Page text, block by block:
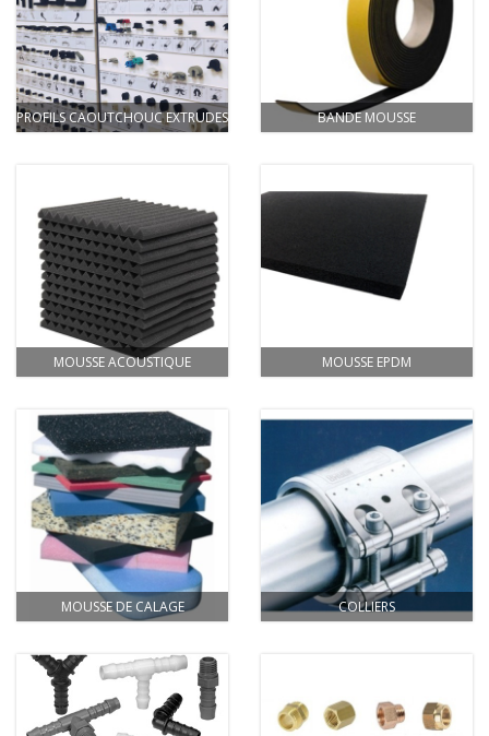
PROFILS CAOUTCHOUC EXTRUDES BANDE MOUSSE
MOUSSE ACOUSTIQUE MOUSSE EPDM
MOUSSE DE CALAGE COLLIERS